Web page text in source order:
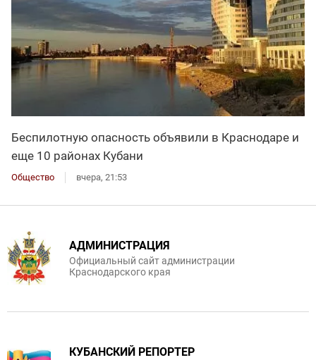
Беспилотную опасность объявили в Краснодаре и
еще 10 районах Кубани
Общество вчера, 21:53
АДМИНИСТРАЦИЯ
Официальный сайт администрации
Краснодарского края
КУБАНСКИЙ РЕПОРТЕР